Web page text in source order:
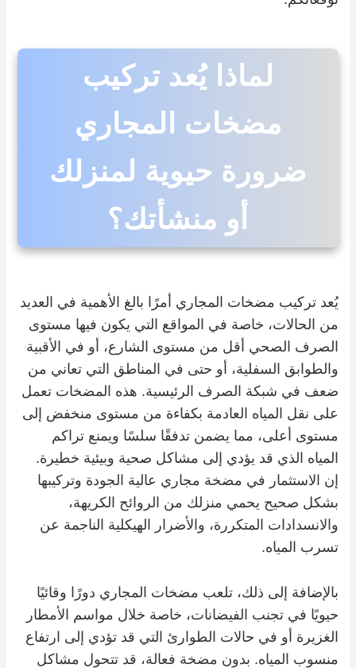
لماذا يُعد تركيب
مضخات المجاري
ضرورة حيوية لمنزلك
أو منشأتك؟
يُعد تركيب مضخات المجاري أمرًا بالغ الأهمية في العديد
من الحالات، خاصة في المواقع التي يكون فيها مستوى
الصرف الصحي أقل من مستوى الشارع، أو في الأقبية
والطوابق السفلية، أو حتى في المناطق التي تعاني من
ضعف في شبكة الصرف الرئيسية. هذه المضخات تعمل
على نقل المياه العادمة بكفاءة من مستوى منخفض إلى
مستوى أعلى، مما يضمن تدفقًا سلسًا ويمنع تراكم
المياه الذي قد يؤدي إلى مشاكل صحية وبيئية خطيرة.
إن الاستثمار في مضخة مجاري عالية الجودة وتركيبها
بشكل صحيح يحمي منزلك من الروائح الكريهة،
والانسدادات المتكررة، والأضرار الهيكلية الناجمة عن
تسرب المياه.
بالإضافة إلى ذلك، تلعب مضخات المجاري دورًا وقائيًا
حيويًا في تجنب الفيضانات، خاصة خلال مواسم الأمطار
الغزيرة أو في حالات الطوارئ التي قد تؤدي إلى ارتفاع
منسوب المياه. بدون مضخة فعالة، قد تتحول مشاكل